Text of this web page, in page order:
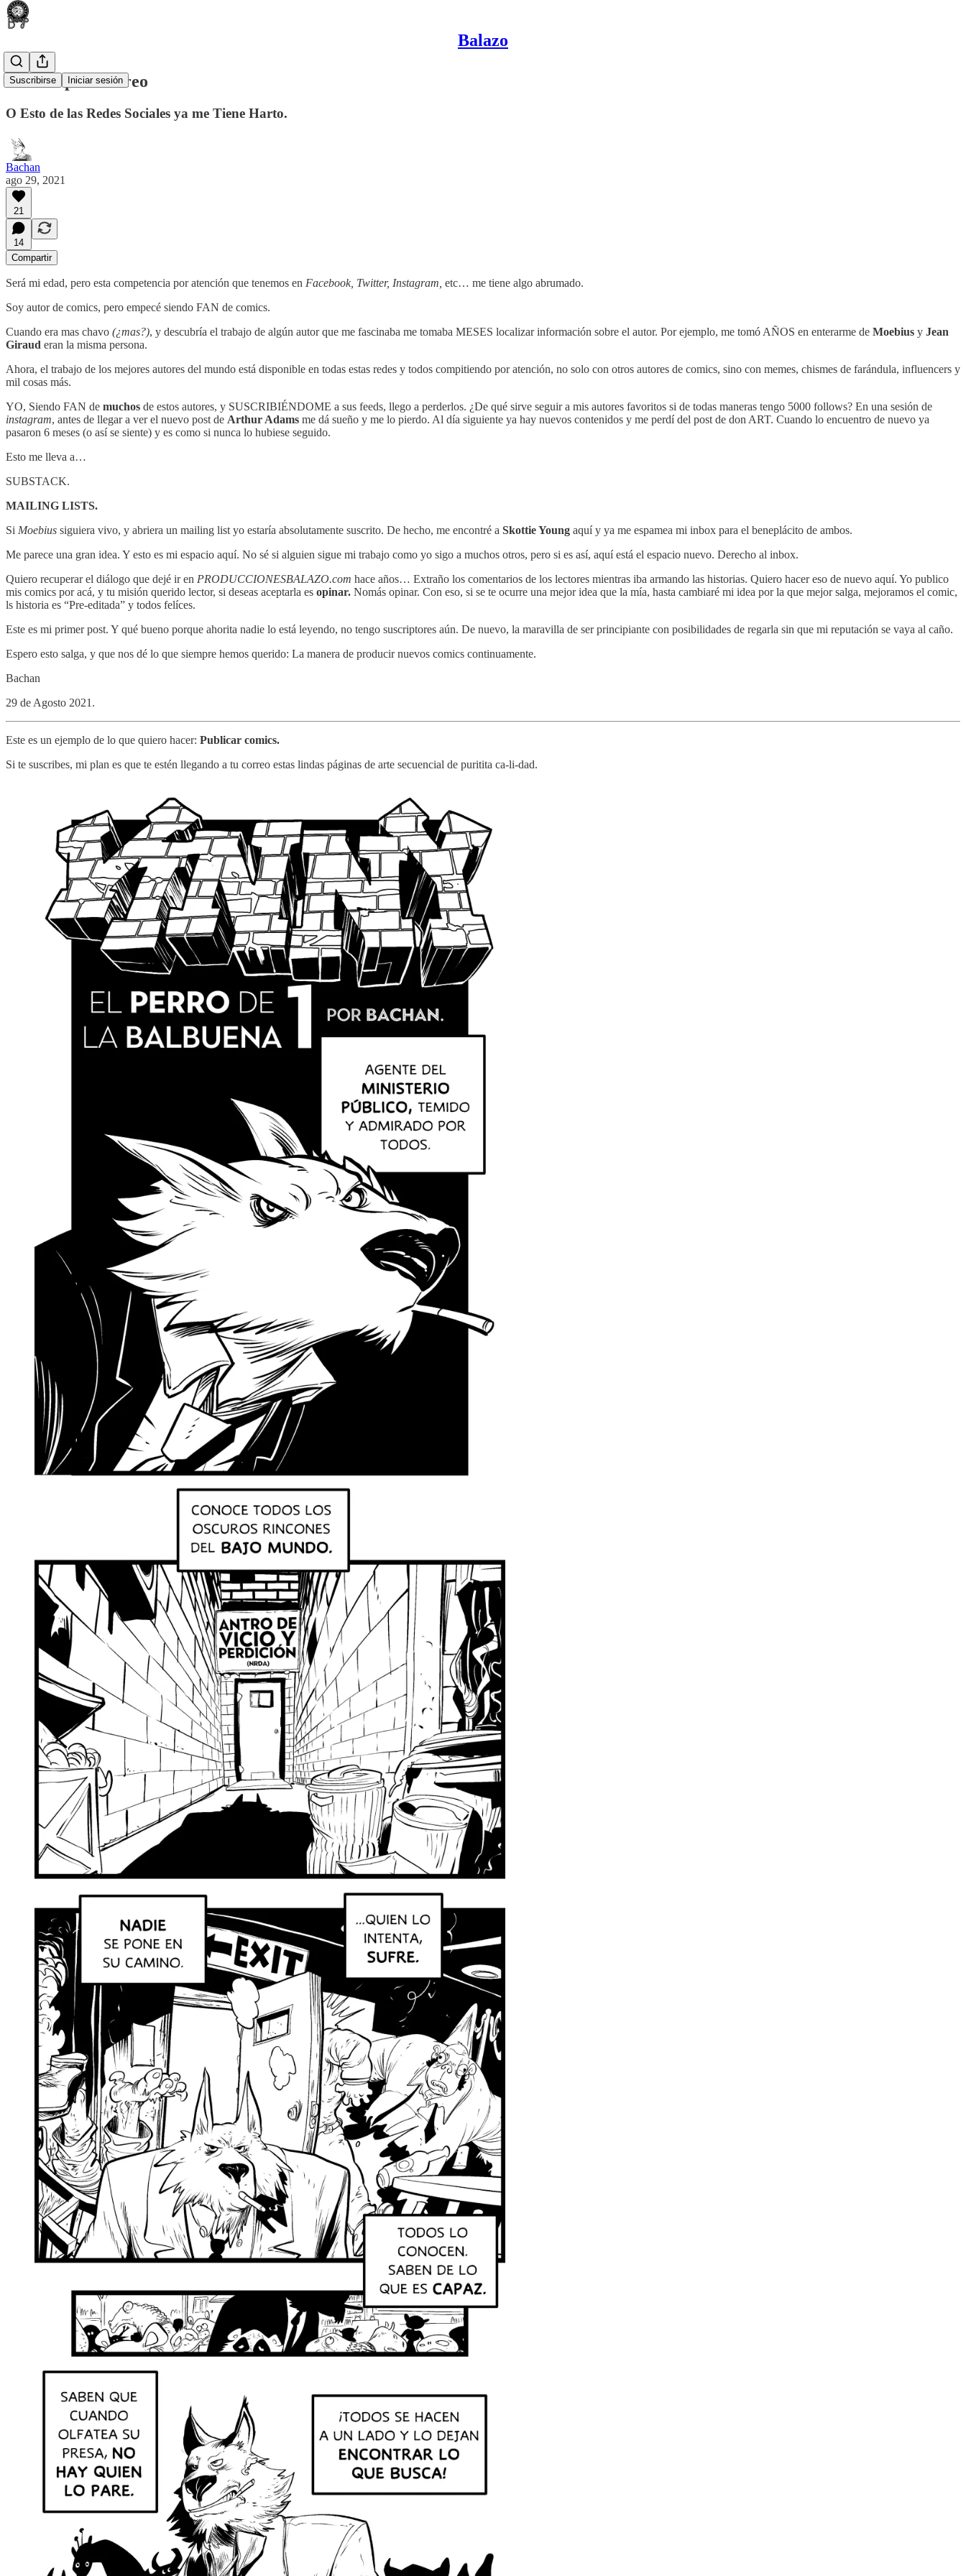
Balazo
Suscribirse Iniciar sesión
Comics por Correo
O Esto de las Redes Sociales ya me Tiene Harto.
Bachan
ago 29, 2021
21
14
Compartir
Será mi edad, pero esta competencia por atención que tenemos en Facebook, Twitter, Instagram, etc… me tiene algo abrumado.
Soy autor de comics, pero empecé siendo FAN de comics.
Cuando era mas chavo (¿mas?), y descubría el trabajo de algún autor que me fascinaba me tomaba MESES localizar información sobre el autor. Por ejemplo, me tomó AÑOS en enterarme de Moebius y Jean
Giraud eran la misma persona.
Ahora, el trabajo de los mejores autores del mundo está disponible en todas estas redes y todos compitiendo por atención, no solo con otros autores de comics, sino con memes, chismes de farándula, influencers y
mil cosas más.
YO, Siendo FAN de muchos de estos autores, y SUSCRIBIÉNDOME a sus feeds, llego a perderlos. ¿De qué sirve seguir a mis autores favoritos si de todas maneras tengo 5000 follows? En una sesión de
instagram, antes de llegar a ver el nuevo post de Arthur Adams me dá sueño y me lo pierdo. Al día siguiente ya hay nuevos contenidos y me perdí del post de don ART. Cuando lo encuentro de nuevo ya
pasaron 6 meses (o así se siente) y es como si nunca lo hubiese seguido.
Esto me lleva a…
SUBSTACK.
MAILING LISTS.
Si Moebius siguiera vivo, y abriera un mailing list yo estaría absolutamente suscrito. De hecho, me encontré a Skottie Young aquí y ya me espamea mi inbox para el beneplácito de ambos.
Me parece una gran idea. Y esto es mi espacio aquí. No sé si alguien sigue mi trabajo como yo sigo a muchos otros, pero si es así, aquí está el espacio nuevo. Derecho al inbox.
Quiero recuperar el diálogo que dejé ir en PRODUCCIONESBALAZO.com hace años… Extraño los comentarios de los lectores mientras iba armando las historias. Quiero hacer eso de nuevo aquí. Yo publico
mis comics por acá, y tu misión querido lector, si deseas aceptarla es opinar. Nomás opinar. Con eso, si se te ocurre una mejor idea que la mía, hasta cambiaré mi idea por la que mejor salga, mejoramos el comic,
ls historia es “Pre-editada” y todos felíces.
Este es mi primer post. Y qué bueno porque ahorita nadie lo está leyendo, no tengo suscriptores aún. De nuevo, la maravilla de ser principiante con posibilidades de regarla sin que mi reputación se vaya al caño.
Espero esto salga, y que nos dé lo que siempre hemos querido: La manera de producir nuevos comics continuamente.
Bachan
29 de Agosto 2021.
Este es un ejemplo de lo que quiero hacer: Publicar comics.
Si te suscribes, mi plan es que te estén llegando a tu correo estas lindas páginas de arte secuencial de puritita ca-li-dad.